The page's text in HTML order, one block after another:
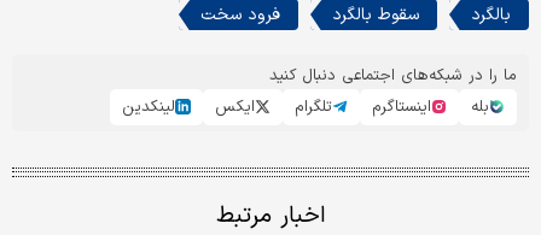
بالگرد سقوط بالگرد فرود سخت
ما را در شبکه‌های اجتماعی دنبال کنید
بله
اینستاگرم تلگرام ایکس لینکدین
اخبار مرتبط